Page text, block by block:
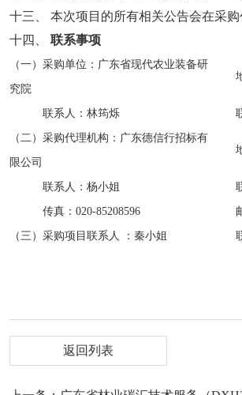
十三、 本次项目的所有相关公告会在采
十四、 联系事项
（一）采购单位： 广东省现代农业装备研
究院
联系人： 林筠烁
（二）采购代理机构：广东德信行招标有
限公司
联系人： 杨小姐
传真： 020-85208596
（三）采购项目联系人 ： 秦小姐
返回列表